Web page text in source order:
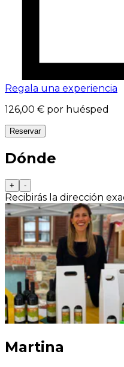
Regala una experiencia
126,00 € por huésped
Reservar
Dónde
+ -
Recibirás la dirección
Martina